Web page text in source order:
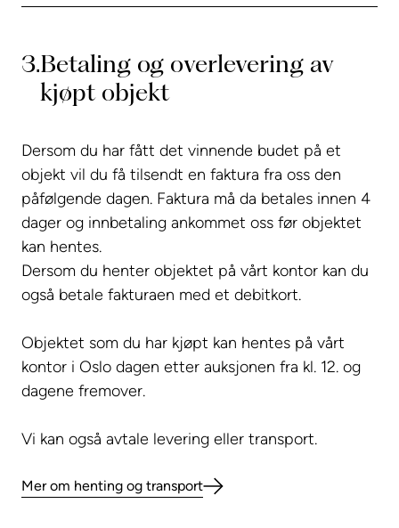
3.Betaling og overlevering av
kjøpt objekt
Dersom du har fått det vinnende budet på et
objekt vil du få tilsendt en faktura fra oss den
påfølgende dagen. Faktura må da betales innen 4
dager og innbetaling ankommet oss før objektet
kan hentes.
Dersom du henter objektet på vårt kontor kan du
også betale fakturaen med et debitkort.
Objektet som du har kjøpt kan hentes på vårt
kontor i Oslo dagen etter auksjonen fra kl. 12. og
dagene fremover.
Vi kan også avtale levering eller transport.
Mer om henting og transport